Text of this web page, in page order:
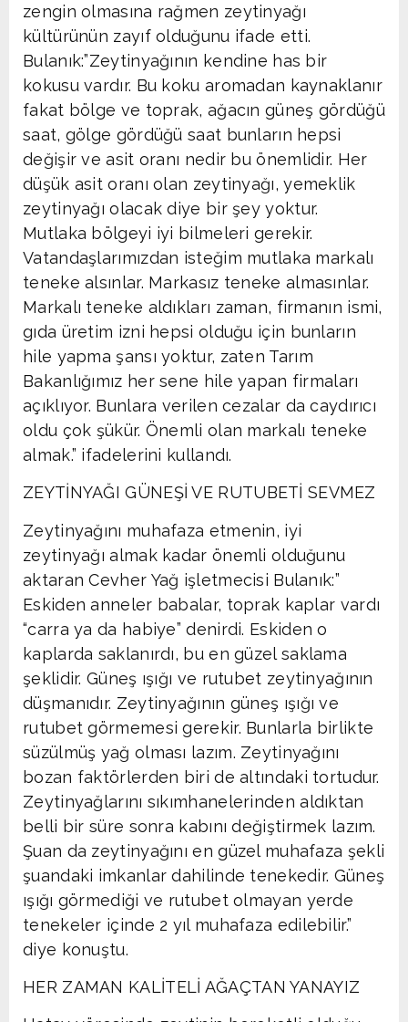
zengin olmasına rağmen zeytinyağı
kültürünün zayıf olduğunu ifade etti.
Bulanık:”Zeytinyağının kendine has bir
kokusu vardır. Bu koku aromadan kaynaklanır
fakat bölge ve toprak, ağacın güneş gördüğü
saat, gölge gördüğü saat bunların hepsi
değişir ve asit oranı nedir bu önemlidir. Her
düşük asit oranı olan zeytinyağı, yemeklik
zeytinyağı olacak diye bir şey yoktur.
Mutlaka bölgeyi iyi bilmeleri gerekir.
Vatandaşlarımızdan isteğim mutlaka markalı
teneke alsınlar. Markasız teneke almasınlar.
Markalı teneke aldıkları zaman, firmanın ismi,
gıda üretim izni hepsi olduğu için bunların
hile yapma şansı yoktur, zaten Tarım
Bakanlığımız her sene hile yapan firmaları
açıklıyor. Bunlara verilen cezalar da caydırıcı
oldu çok şükür. Önemli olan markalı teneke
almak.” ifadelerini kullandı.
ZEYTİNYAĞI GÜNEŞİ VE RUTUBETİ SEVMEZ
Zeytinyağını muhafaza etmenin, iyi
zeytinyağı almak kadar önemli olduğunu
aktaran Cevher Yağ işletmecisi Bulanık:”
Eskiden anneler babalar, toprak kaplar vardı
“carra ya da habiye” denirdi. Eskiden o
kaplarda saklanırdı, bu en güzel saklama
şeklidir. Güneş ışığı ve rutubet zeytinyağının
düşmanıdır. Zeytinyağının güneş ışığı ve
rutubet görmemesi gerekir. Bunlarla birlikte
süzülmüş yağ olması lazım. Zeytinyağını
bozan faktörlerden biri de altındaki tortudur.
Zeytinyağlarını sıkımhanelerinden aldıktan
belli bir süre sonra kabını değiştirmek lazım.
Şuan da zeytinyağını en güzel muhafaza şekli
şuandaki imkanlar dahilinde tenekedir. Güneş
ışığı görmediği ve rutubet olmayan yerde
tenekeler içinde 2 yıl muhafaza edilebilir.”
diye konuştu.
HER ZAMAN KALİTELİ AĞAÇTAN YANAYIZ